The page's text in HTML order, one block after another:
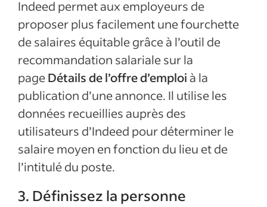
Indeed permet aux employeurs de
proposer plus facilement une fourchette
de salaires équitable grâce à l’outil de
recommandation salariale sur la
pageDétails de l’offre d’emploi à la
publication d’une annonce. Il utilise les
données recueillies auprès des
utilisateurs d’Indeed pour déterminer le
salaire moyen en fonction du lieu et de
l’intitulé du poste.
3. Définissez la personne